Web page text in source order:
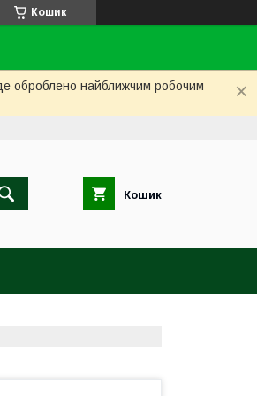
Кошик
оброблено найближчим робочим
Кошик